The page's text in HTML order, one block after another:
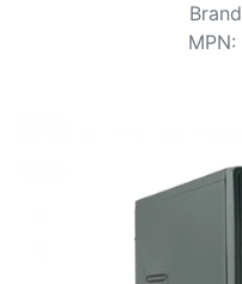
Brand
MPN: